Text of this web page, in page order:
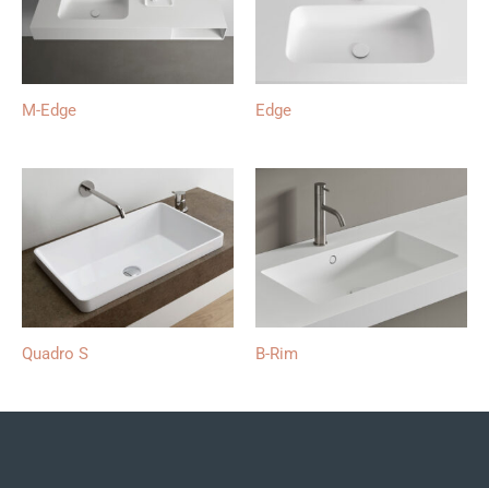
M-Edge Edge
Quadro S B-Rim